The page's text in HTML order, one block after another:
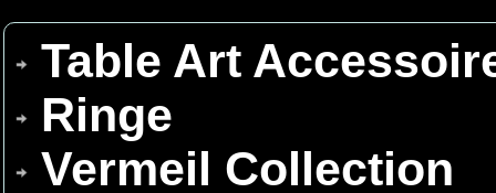
Table Art
Ringe
Vermeil Collection